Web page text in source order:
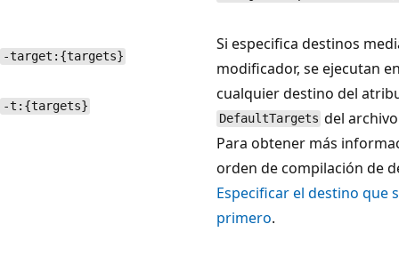
-target:{targets}
-t:{targets}
Si especifica destinos
modificador, se ejecutan
cualquier destino del
DefaultTargets del
Para obtener más
orden de compilación de
Especificar el destino que
primero.